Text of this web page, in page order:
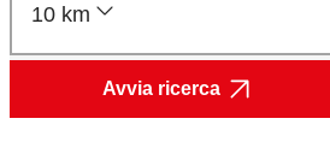
10 km
Avvia ricerca